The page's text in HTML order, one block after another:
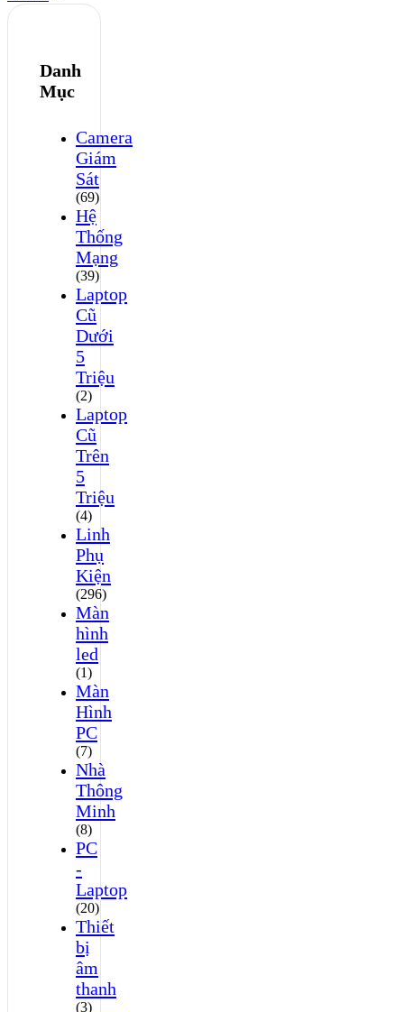
Danh
Mục
Camera
Giám
Sát
(69)
Hệ
Thống
Mạng
(39)
Laptop
Cũ
Dưới
5
Triệu
(2)
Laptop
Cũ
Trên
5
Triệu
(4)
Linh
Phụ
Kiện
(296)
Màn
hình
led
(1)
Màn
Hình
PC
(7)
Nhà
Thông
Minh
(8)
PC
-
Laptop
(20)
Thiết
bị
âm
thanh
(3)